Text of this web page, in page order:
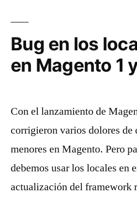
Bug en los
en Magento 1
Con el lanzamiento de
corrigieron varios dolores de
menores en Magento. Pero
debemos usar los locales en
actualización del framework